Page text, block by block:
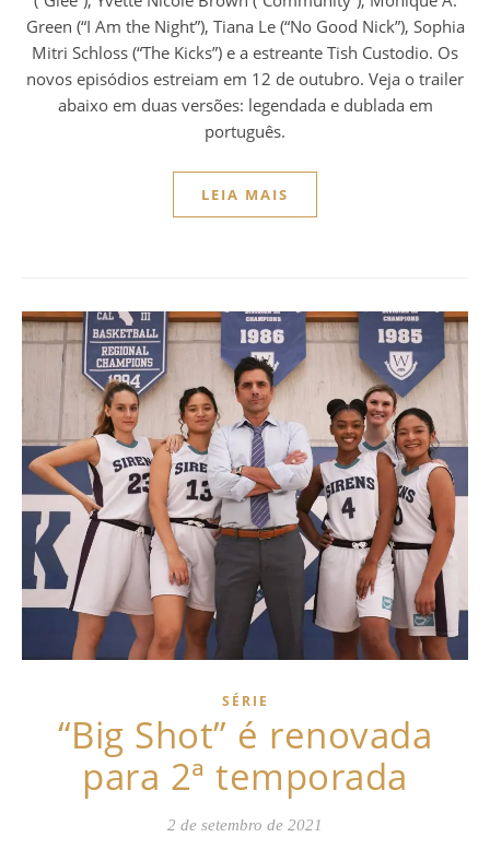
Green (“I Am the Night”), Tiana Le (“No Good Nick”), Sophia
Mitri Schloss (“The Kicks”) e a estreante Tish Custodio. Os
novos episódios estreiam em 12 de outubro. Veja o trailer
abaixo em duas versões: legendada e dublada em
português.
LEIA MAIS
SÉRIE
“Big Shot” é renovada
para 2ª temporada
2 de setembro de 2021